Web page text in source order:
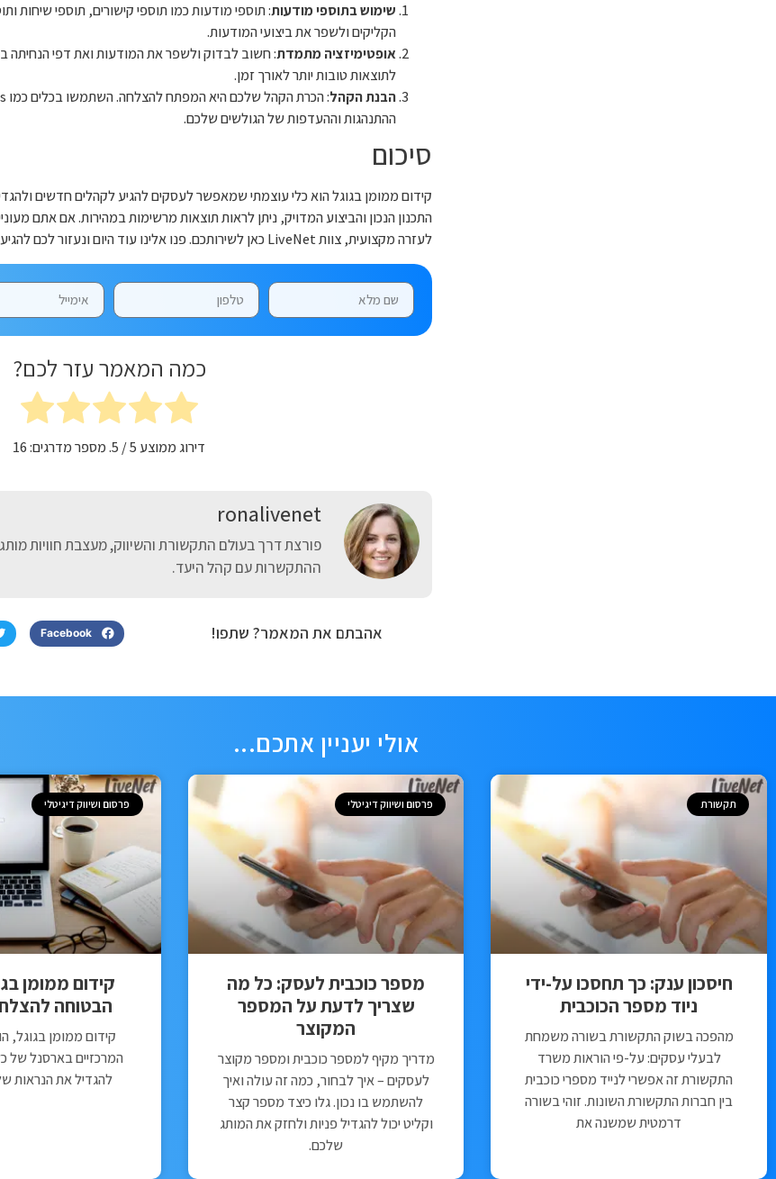
שימוש בתוספי מודעות: תוספי מודעות כמו תוספי קישורים, תוספי שיחות
הקליקים ולשפר את ביצועי המודעות.
אופטימיזציה מתמדת: חשוב לבדוק ולשפר את המודעות ואת דפי הנחיתה
לתוצאות טובות יותר לאורך זמן.
הבנת הקהל
ההתנהגות וההעדפות של הגולשים שלכם.
סיכום
קידום ממומן בגוגל הוא כלי עוצמתי שמאפשר לעסקים להגיע לקהלים חדשים
התכנון הנכון והביצוע המדויק, ניתן לראות תוצאות מרשימות במהירות. אם אתם
לעזרה מקצועית, צוות LiveNet כאן לשירותכם. פנו אלינו עוד היום ונעזור לכם להגיע לפסגת תוצאות החיפוש!
כמה המאמר עזר לכם?
דירוג ממוצע5/ 5. מספר מדרגים: 16
ronalivenet
פורצת דרך בעולם התקשורת והשיווק, מעצבת חוויות
ההתקשרות עם קהל היעד.
אהבתם את המאמר? שתפו! Facebook
אולי יעניין אתכם...
תקשורת
חיסכון ענק: כך תחסכו על-ידי
ניוד מספר הכוכבית
מהפכה בשוק התקשורת בשורה משמחת
לבעלי עסקים: על-פי הוראות משרד
התקשורת זה אפשרי לנייד מספרי כוכבית
בין חברות התקשורת השונות. זוהי בשורה
דרמטית שמשנה את
פרסום ושיווק דיגיטלי
מספר כוכבית לעסק: כל מה
שצריך לדעת על המספר
המקוצר
מדריך מקיף למספר כוכבית ומספר מקוצר
לעסקים – איך לבחור, כמה זה עולה ואיך
להשתמש בו נכון. גלו כיצד מספר קצר
וקליט יכול להגדיל פניות ולחזק את המותג
שלכם.
פרסום ושיווק דיגיטלי
קידום ממומן
הבטוחה
קידום ממומן בגוגל,
המרכזיים בארסנל של
להגדיל את הנראות